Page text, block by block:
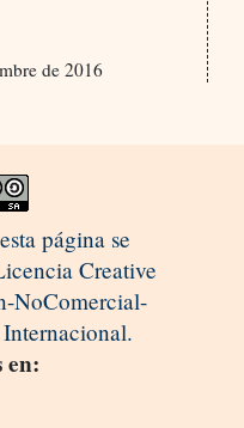
de 2016
página se
Creative
NoComercial-
en: